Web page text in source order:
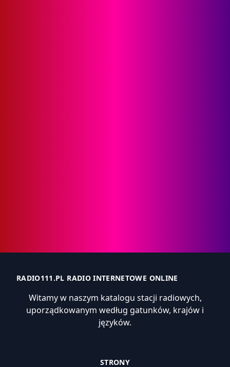
RADIO111.PL RADIO INTERNETOWE ONLINE
Witamy w naszym katalogu stacji radiowych,
uporządkowanym według gatunków, krajów i
języków.
STRONY